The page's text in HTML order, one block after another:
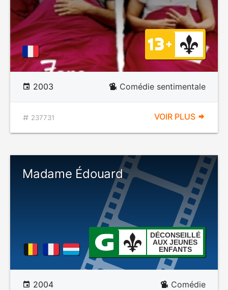
2003 Comédie sentimentale
237731 VOIR PLUS
Madame Édouard
DÉCONSEILLÉ
AUX JEUNES
ENFANTS
2004 Comédie